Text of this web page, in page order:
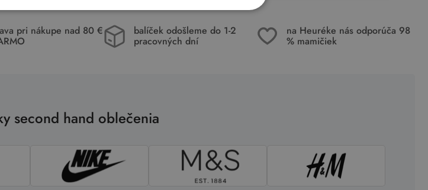
pri nákupe nad 80 € balíček odošleme do 1-2
pracovných dní
na Heuréke nás odporúča 98
% mamičiek
second hand oblečenia